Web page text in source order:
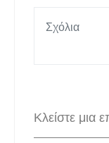
Κλείστε μια